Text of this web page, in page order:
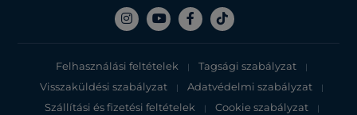
Felhasználási feltételek | Tagsági szabályzat |
Visszaküldési szabályzat | Adatvédelmi szabályzat |
Szállítási és fizetési feltételek | Cookie szabályzat |